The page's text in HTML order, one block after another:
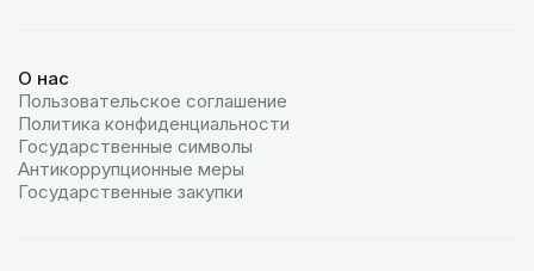
О нас
Пользовательское соглашение
Политика конфиденциальности
Государственные символы
Антикоррупционные меры
Государственные закупки